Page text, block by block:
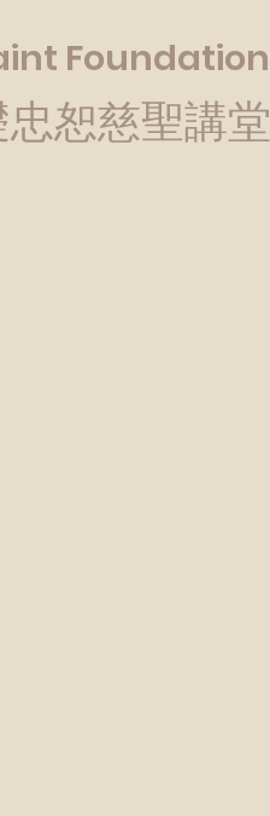
Foundation
恕慈聖講堂